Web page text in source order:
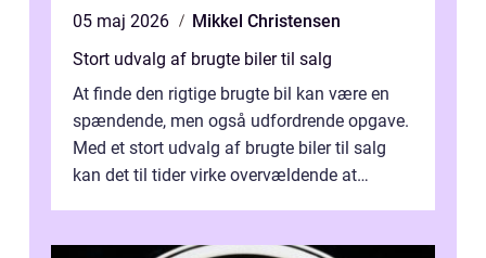
05 maj 2026
Mikkel Christensen
Stort udvalg af brugte biler til salg
At finde den rigtige brugte bil kan være en
spændende, men også udfordrende opgave.
Med et stort udvalg af brugte biler til salg
kan det til tider virke overvældende at